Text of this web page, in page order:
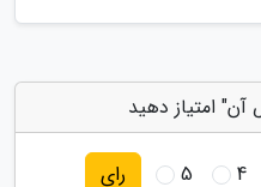
امتیاز دهید
4
5 رای